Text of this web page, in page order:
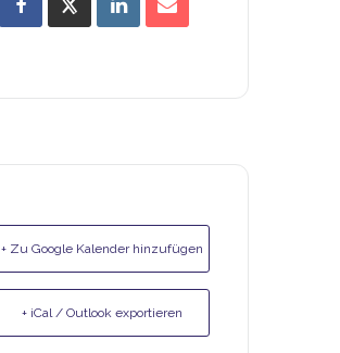
+ Zu Google Kalender hinzufügen
+ iCal / Outlook exportieren